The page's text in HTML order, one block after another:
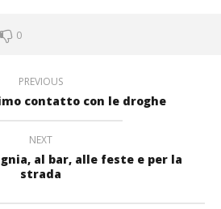
0
PREVIOUS
contatto con le droghe
NEXT
al bar, alle feste e per la
strada